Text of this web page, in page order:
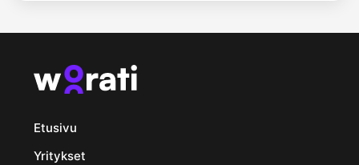
Etusivu
Yritykset